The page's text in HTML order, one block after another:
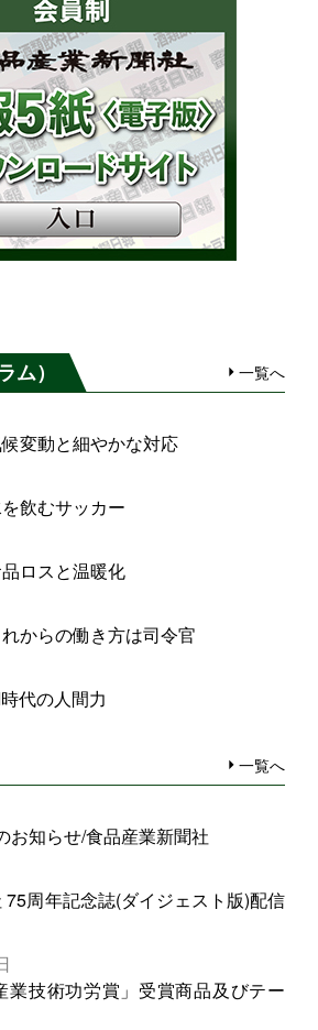
ム） 一覧へ
候変動と細やかな対応
を飲むサッカー
品ロスと温暖化
れからの働き方は司令官
代の人間力
一覧へ
お知らせ/食品産業新聞社
75周年記念誌(ダイジェスト版)配信
業技術功労賞」受賞商品及びテー